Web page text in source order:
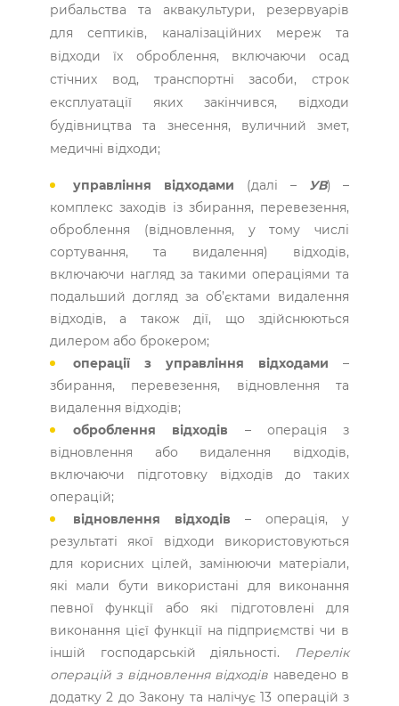
рибальства та аквакультури, резервуарів
для септиків, каналізаційних мереж та
відходи їх оброблення, включаючи осад
стічних вод, транспортні засоби, строк
експлуатації яких закінчився, відходи
будівництва та знесення, вуличний змет,
медичні відходи;
управління відходами (далі – УВ) –
комплекс заходів із збирання, перевезення,
оброблення (відновлення, у тому числі
сортування, та видалення) відходів,
включаючи нагляд за такими операціями та
подальший догляд за об’єктами видалення
відходів, а також дії, що здійснюються
дилером або брокером;
операції з управління відходами–
збирання, перевезення, відновлення та
видалення відходів;
оброблення відходів – операція з
відновлення або видалення відходів,
включаючи підготовку відходів до таких
операцій;
відновлення відходів – операція, у
результаті якої відходи використовуються
для корисних цілей, замінюючи матеріали,
які мали бути використані для виконання
певної функції або які підготовлені для
виконання цієї функції на підприємстві чи в
іншій господарській діяльності. Перелік
операцій з відновлення відходів наведено в
додатку 2 до Закону та налічує 13 операцій з